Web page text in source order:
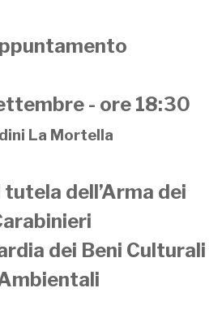
- ore 18:30
La Mortella
dell’Arma dei
dei Beni Culturali